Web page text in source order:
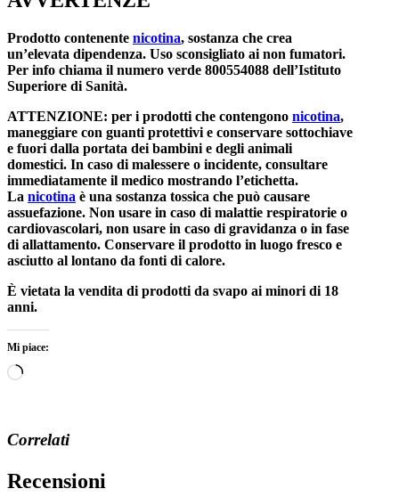
Prodotto contenente nicotina, sostanza che crea
un’elevata dipendenza. Uso sconsigliato ai non fumatori.
Per info chiama il numero verde 800554088 dell’Istituto
Superiore di Sanità.
ATTENZIONE: per i prodotti che contengono nicotina,
maneggiare con guanti protettivi e conservare sottochiave
e fuori dalla portata dei bambini e degli animali
domestici. In caso di malessere o incidente, consultare
immediatamente il medico mostrando l’etichetta.
La nicotina è una sostanza tossica che può causare
assuefazione. Non usare in caso di malattie respiratorie o
cardiovascolari, non usare in caso di gravidanza o in fase
di allattamento. Conservare il prodotto in luogo fresco e
asciutto al lontano da fonti di calore.
È vietata la vendita di prodotti da svapo ai minori di 18
anni.
Mi piace:
Caricamento
Correlati
Recensioni